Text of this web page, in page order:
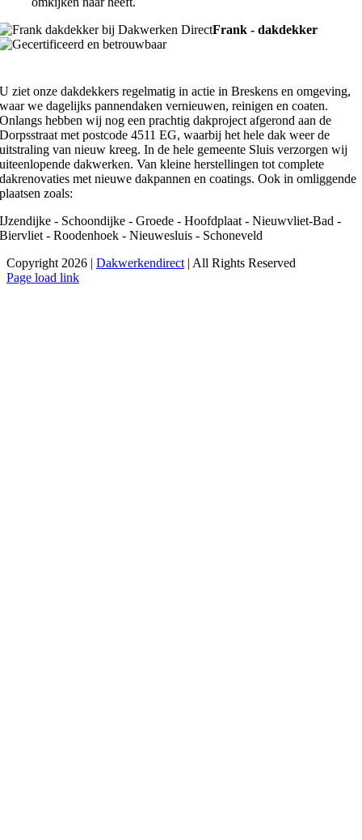
Frank - dakdekker
U ziet onze dakdekkers regelmatig in actie in Breskens en omgeving,
waar we dagelijks pannendaken vernieuwen, reinigen en coaten.
Onlangs hebben wij nog een prachtig dakproject afgerond aan de
Dorpsstraat met postcode 4511 EG, waarbij het hele dak weer de
uitstraling van nieuw kreeg. In de hele gemeente Sluis verzorgen wij
uiteenlopende dakwerken. Van kleine herstellingen tot complete
dakrenovaties met nieuwe dakpannen en coatings. Ook in omliggende
plaatsen zoals:
IJzendijke - Schoondijke - Groede - Hoofdplaat - Nieuwvliet-Bad -
Biervliet - Roodenhoek - Nieuwesluis - Schoneveld
Copyright 2026 | Dakwerkendirect| All Rights Reserved
Facebook
X
Instagram
Pinterest
Page load link